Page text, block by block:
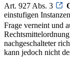
Art. 927 Abs. 3
einstufigen
Frage verneint und
nachgeschalteter
kann jedoch nicht